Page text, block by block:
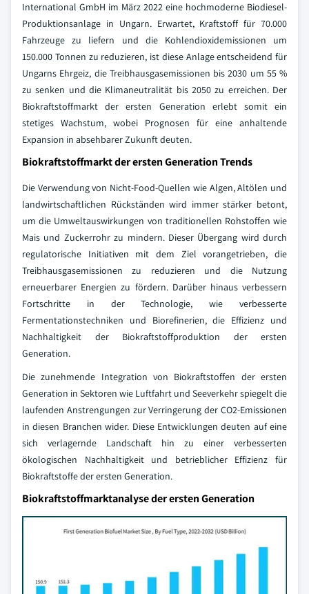
International GmbH im März 2022 eine hochmoderne Biodiesel-
Produktionsanlage in Ungarn. Erwartet, Kraftstoff für 70.000
Fahrzeuge zu liefern und die Kohlendioxidemissionen um
150.000 Tonnen zu reduzieren, ist diese Anlage entscheidend für
Ungarns Ehrgeiz, die Treibhausgasemissionen bis 2030 um 55 %
zu senken und die Klimaneutralität bis 2050 zu erreichen. Der
Biokraftstoffmarkt der ersten Generation erlebt somit ein
stetiges Wachstum, wobei Prognosen für eine anhaltende
Expansion in absehbarer Zukunft deuten.
Biokraftstoffmarkt der ersten Generation Trends
Die Verwendung von Nicht-Food-Quellen wie Algen, Altölen und
landwirtschaftlichen Rückständen wird immer stärker betont,
um die Umweltauswirkungen von traditionellen Rohstoffen wie
Mais und Zuckerrohr zu mindern. Dieser Übergang wird durch
regulatorische Initiativen mit dem Ziel vorangetrieben, die
Treibhausgasemissionen zu reduzieren und die Nutzung
erneuerbarer Energien zu fördern. Darüber hinaus verbessern
Fortschritte in der Technologie, wie verbesserte
Fermentationstechniken und Biorefinerien, die Effizienz und
Nachhaltigkeit der Biokraftstoffproduktion der ersten
Generation.
Die zunehmende Integration von Biokraftstoffen der ersten
Generation in Sektoren wie Luftfahrt und Seeverkehr spiegelt die
laufenden Anstrengungen zur Verringerung der CO2-Emissionen
in diesen Branchen wider. Diese Entwicklungen deuten auf eine
sich verlagernde Landschaft hin zu einer verbesserten
ökologischen Nachhaltigkeit und betrieblicher Effizienz für
Biokraftstoffe der ersten Generation.
Biokraftstoffmarktanalyse der ersten Generation